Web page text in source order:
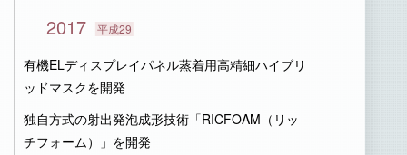
2017 平成29
有機ELディスプレイパネル蒸着用高精細ハイブリ
ッドマスクを開発
独自方式の射出発泡成形技術「RICFOAM（リッ
チフォーム）」を開発